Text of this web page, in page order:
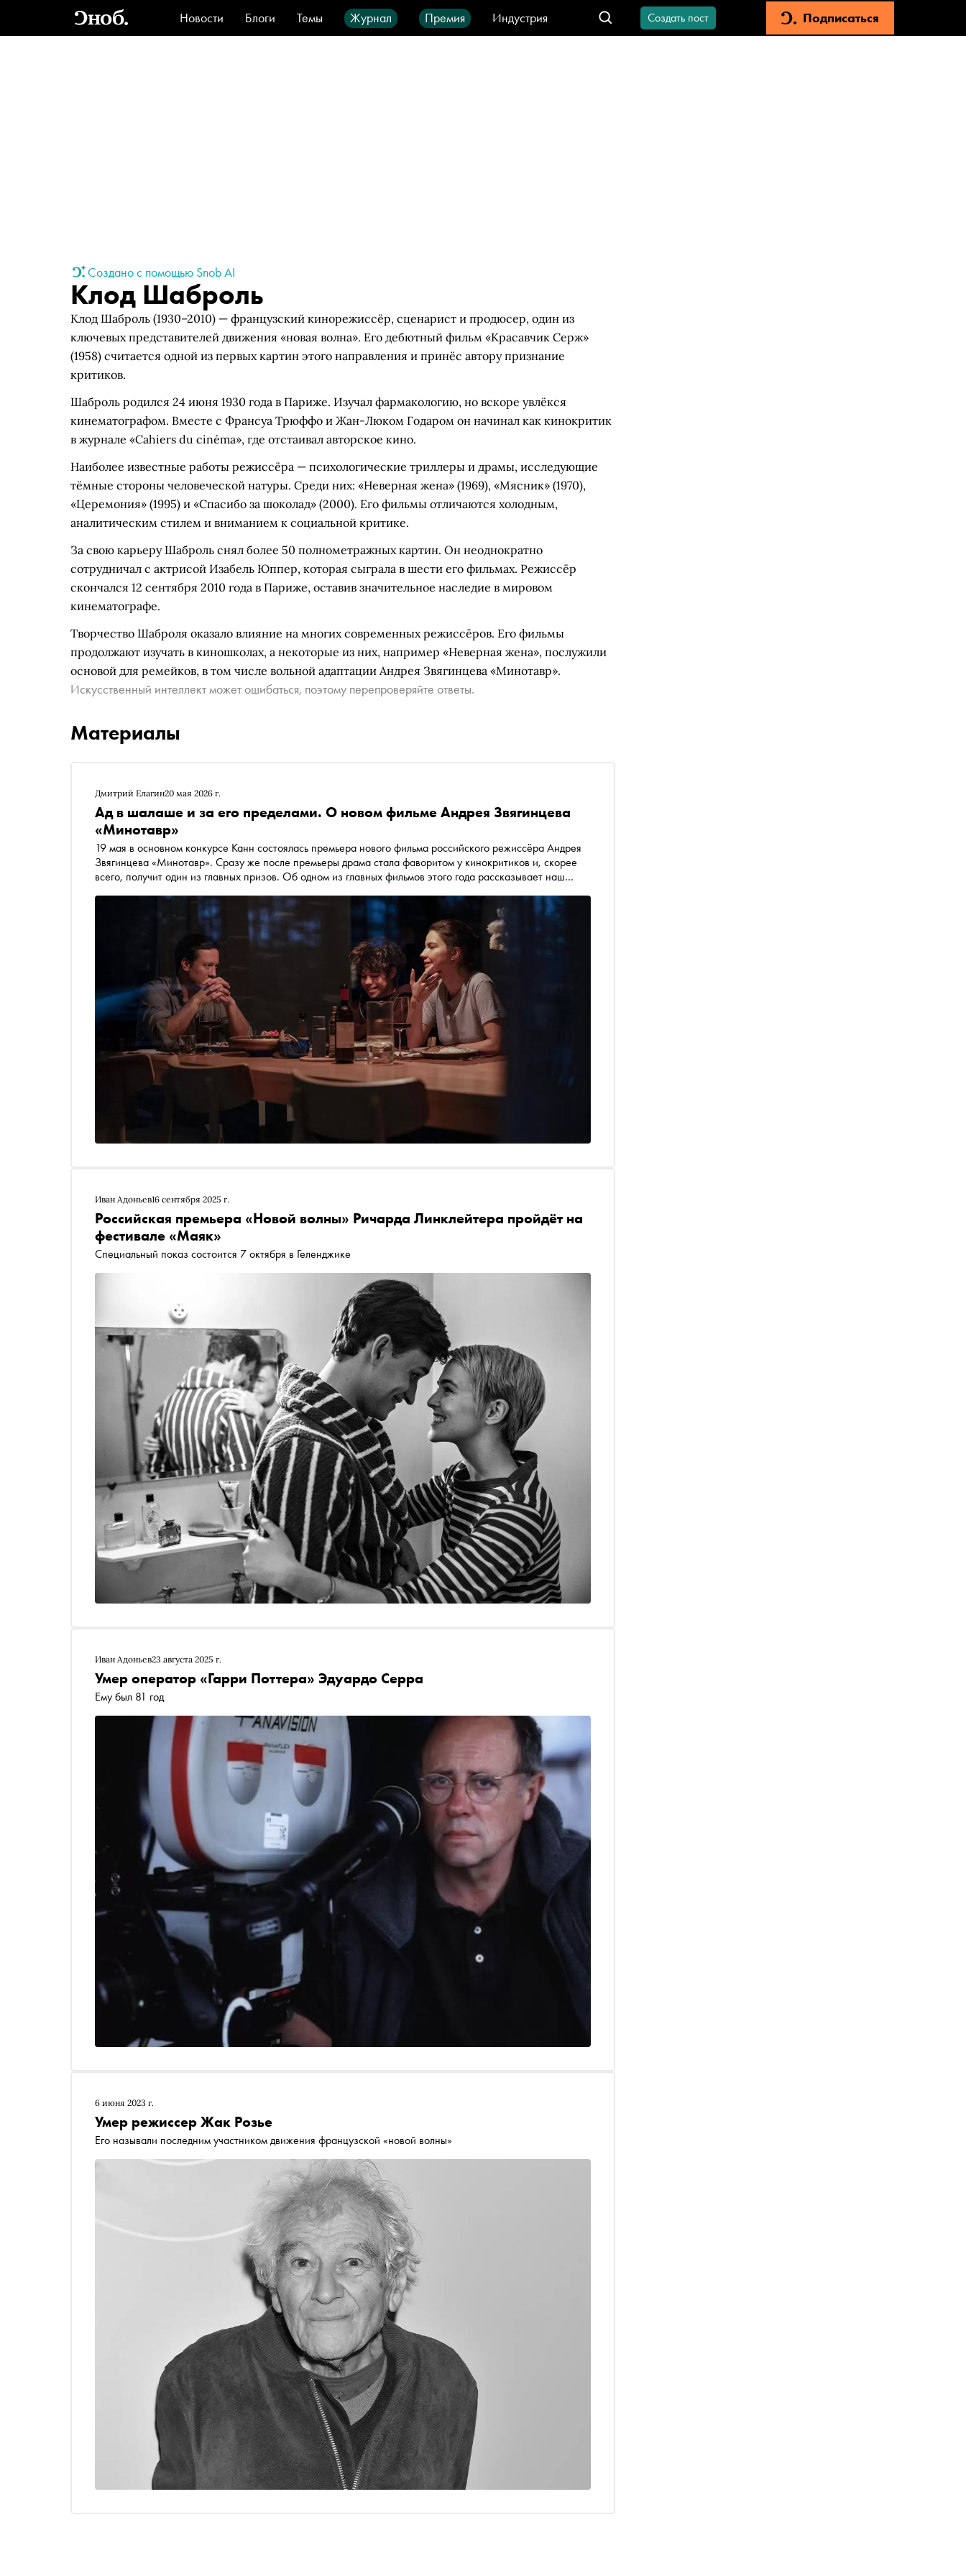
Новости Блоги Темы Журнал Премия
Индустрия
Стиль
Видео Город IT-продукты
Создать пост Подписаться
Создано с помощью Snob AI
Клод Шаброль
Клод Шаброль (1930–2010) — французский кинорежиссёр, сценарист и продюсер, один из
ключевых представителей движения «новая волна». Его дебютный фильм «Красавчик Серж»
(1958) считается одной из первых картин этого направления и принёс автору признание
критиков.
Шаброль родился 24 июня 1930 года в Париже. Изучал фармакологию, но вскоре увлёкся
кинематографом. Вместе с Франсуа Трюффо и Жан-Люком Годаром он начинал как кинокритик
в журнале «Cahiers du cinéma», где отстаивал авторское кино.
Наиболее известные работы режиссёра — психологические триллеры и драмы, исследующие
тёмные стороны человеческой натуры. Среди них: «Неверная жена» (1969), «Мясник» (1970),
«Церемония» (1995) и «Спасибо за шоколад» (2000). Его фильмы отличаются холодным,
аналитическим стилем и вниманием к социальной критике.
За свою карьеру Шаброль снял более 50 полнометражных картин. Он неоднократно
сотрудничал с актрисой Изабель Юппер, которая сыграла в шести его фильмах. Режиссёр
скончался 12 сентября 2010 года в Париже, оставив значительное наследие в мировом
кинематографе.
Творчество Шаброля оказало влияние на многих современных режиссёров. Его фильмы
продолжают изучать в киношколах, а некоторые из них, например «Неверная жена», послужили
основой для ремейков, в том числе вольной адаптации Андрея Звягинцева «Минотавр».
Искусственный интеллект может ошибаться, поэтому перепроверяйте ответы.
Материалы
Дмитрий Елагин20 мая 2026 г.
Ад в шалаше и за его пределами. О новом фильме Андрея Звягинцева
«Минотавр»
19 мая в основном конкурсе Канн состоялась премьера нового фильма российского режиссёра Андрея
Звягинцева «Минотавр». Сразу же после премьеры драма стала фаворитом у кинокритиков и, скорее
всего, получит один из главных призов. Об одном из главных фильмов этого года рассказывает наш
Иван Адоньев16 сентября 2025 г.
Российская премьера «Новой волны» Ричарда Линклейтера пройдёт на
фестивале «Маяк»
Специальный показ состоится 7 октября в Геленджике
Иван Адоньев23 августа 2025 г.
Умер оператор «Гарри Поттера» Эдуардо Серра
Ему был 81 год
6 июня 2023 г.
Умер режиссер Жак Розье
Его называли последним участником движения французской «новой волны»